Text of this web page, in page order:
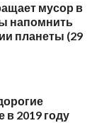
мусор в
напомнить
планеты (29
в 2019 году